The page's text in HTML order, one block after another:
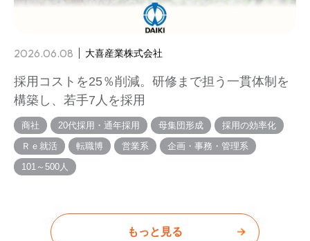
2026.06.08 大喜産業株式会社
採用コストを25％削減。研修まで担う一貫体制を
構築し、若手7人を採用
商社 20代採用・通年採用 母集団形成
採用の効率化
Ｒｅ就活
転職博 営業系
企画・事務・管理系
101～500人
もっと見る